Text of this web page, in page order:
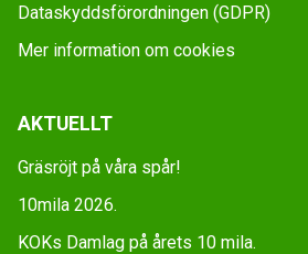
Dataskyddsförordningen (GDPR)
Mer information om cookies
AKTUELLT
Gräsröjt på våra spår!
10mila 2026.
KOKs Damlag på årets 10 mila.